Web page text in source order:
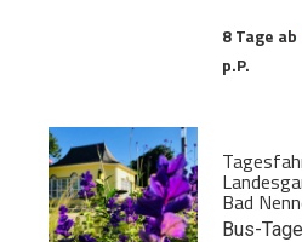
8 Tage ab
p.P.
Bad
Bus-